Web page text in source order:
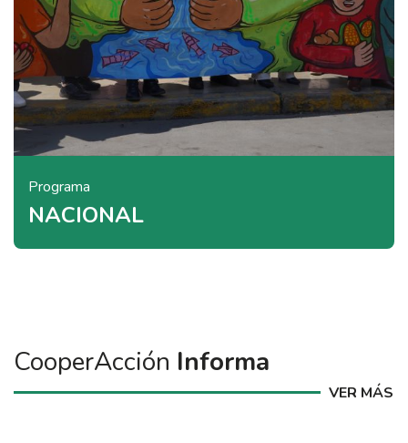
Programa
NACIONAL
CooperAcción Informa
VER MÁS